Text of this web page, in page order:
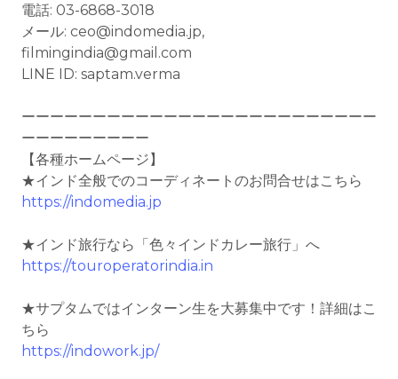
電話: 03-6868-3018
メール: ceo@indomedia.jp,
filmingindia@gmail.com
LINE ID: saptam.verma
ーーーーーーーーーーーーーーーーーーーーーーーーー
ーーーーーーーーー
【各種ホームページ】
★インド全般でのコーディネートのお問合せはこちら
https://indomedia.jp
★インド旅行なら「色々インドカレー旅行」へ
https://touroperatorindia.in
★サプタムではインターン生を大募集中です！詳細はこ
ちら
https://indowork.jp/